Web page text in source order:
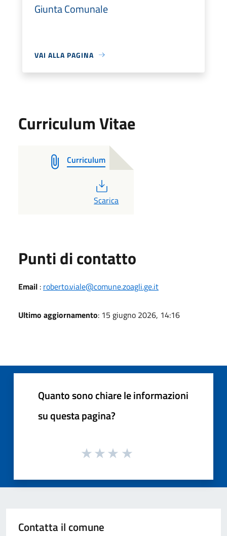
Giunta Comunale
VAI ALLA PAGINA
Curriculum Vitae
Curriculum
PDF
Scarica
Punti di contatto
Email : roberto.viale@comune.zoagli.ge.it
Ultimo aggiornamento: 15 giugno 2026, 14:16
Quanto sono chiare le informazioni
su questa pagina?
Contatta il comune